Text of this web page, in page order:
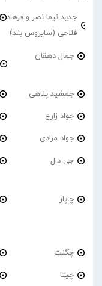
جدید نیما نصر و فرهاد
فلاحی (سایروس بند)
جمال دهقان
جمشید پناهی
جواد زارع
جواد مرادی
جی دال
چاپار
چگنت
چیتا